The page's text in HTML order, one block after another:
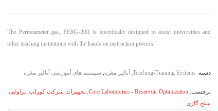
The Permeameter gas, PERG-200, is specifically designed to assist universities and
other teaching institutions with the hands on instruction process.
دسته: Teaching-Training Systems
, آنالیز مغزه, سیستم های آموزشی آنالیز مغزه
برچسب: Core Laboratories - Reservoir Optimization
, تجهیزات شرکت کورلب, تراوایی
سنج گازی